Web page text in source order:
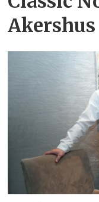
Akershus